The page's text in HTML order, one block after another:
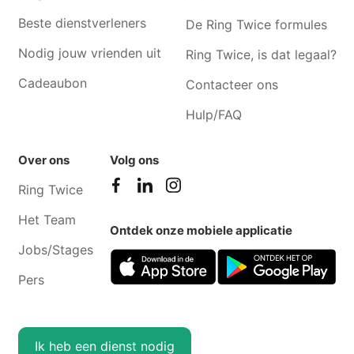
Beste dienstverleners
Nodig jouw vrienden uit
Cadeaubon
De Ring Twice formules
Ring Twice, is dat legaal?
Contacteer ons
Hulp/FAQ
Over ons
Ring Twice
Het Team
Jobs/Stages
Pers
Volg ons
Ontdek onze mobiele applicatie
Ik heb een dienst nodig